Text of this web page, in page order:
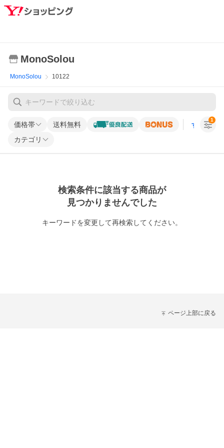
MonoSolou
MonoSolou 10122
価格帯 送料無料 すべての条
カテゴリ
1
検索条件に該当する商品が
見つかりませんでした
キーワードを変更して再検索してください。
ページ上部に戻る